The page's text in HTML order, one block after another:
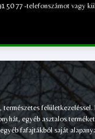
50 77 -telefonszámot vagy
felületkezeléssel.
egyéb asztalos
fafajtákból saját